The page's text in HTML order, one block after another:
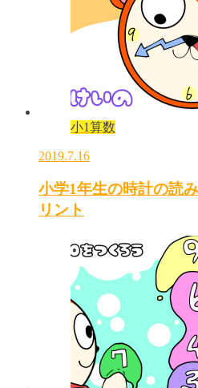
小1算数
2019.7.16
小学1年生の時計の読
リント